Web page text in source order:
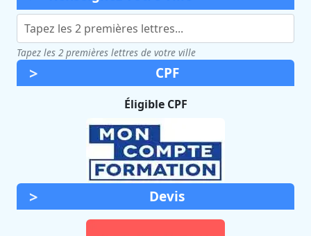
Tapez les 2 premières lettres de votre ville
CPF
Éligible CPF
Devis